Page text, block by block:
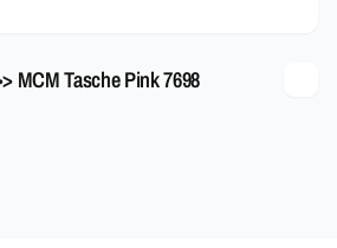
MCM Tasche Pink 7698